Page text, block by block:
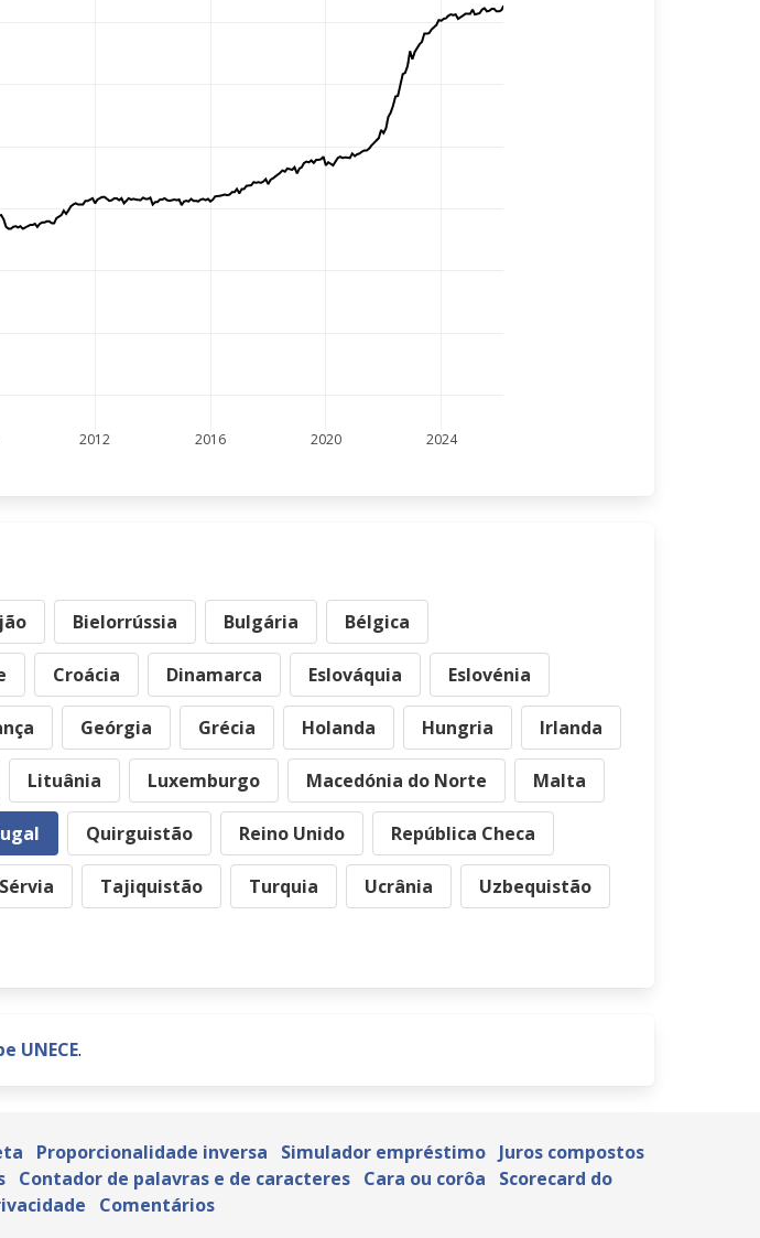
2012 2016 2020 2024
Bielorrússia Bulgária Bélgica
Croácia Dinamarca Eslováquia Eslovénia
Geórgia Grécia Holanda Hungria Irlanda
Lituânia Luxemburgo Macedónia do Norte Malta
Quirguistão Reino Unido República Checa
Sérvia Tajiquistão Turquia Ucrânia Uzbequistão
UNECE.
Proporcionalidade inversa Simulador empréstimo Juros compostos
Contador de palavras e de caracteres Cara ou corôa
Scorecard do
Comentários